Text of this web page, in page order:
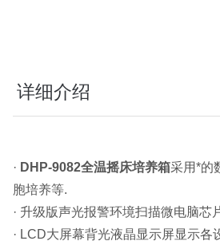
详细介绍
· DHP-9082全温摇床培养箱采用*的
胞培养等.
· 升级版声光报警环境扫描微电脑芯
· LCD大屏幕背光液晶显示屏显示各